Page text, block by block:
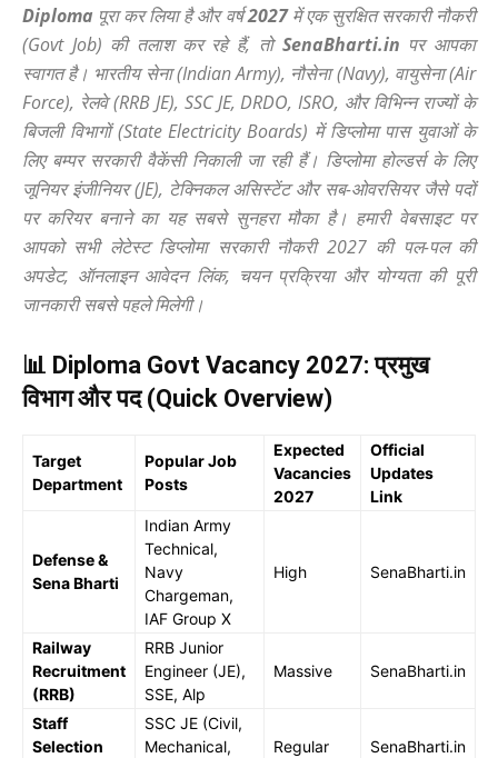
Diploma पूरा कर लिया है और वर्ष2027में एक सुरक्षित सरकारी नौकरी
(Govt Job) की तलाश कर रहे हैं, तो SenaBharti.in पर आपका
स्वागत है। भारतीय सेना (Indian Army), नौसेना (Navy), वायुसेना (Air
Force), रेलवे (RRB JE), SSC JE, DRDO, ISRO, और विभिन्न राज्यों के
बिजली विभागों (State Electricity Boards) में डिप्लोमा पास युवाओं के
लिए बम्पर सरकारी वैकेंसी निकाली जा रही हैं। डिप्लोमा होल्डर्स के लिए
जूनियर इंजीनियर (JE), टेक्निकल असिस्टेंट और सब-ओवरसियर जैसे पदों
पर करियर बनाने का यह सबसे सुनहरा मौका है। हमारी वेबसाइट पर
आपको सभी लेटेस्ट डिप्लोमा सरकारी नौकरी 2027 की पल-पल की
अपडेट, ऑनलाइन आवेदन लिंक, चयन प्रक्रिया और योग्यता की पूरी
जानकारी सबसे पहले मिलेगी।
📊 Diploma Govt Vacancy 2027: प्रमुख
विभाग और पद (Quick Overview)
Target
Department
Popular Job
Posts
Expected
Vacancies
2027
Official
Updates
Link
Defense &
Sena Bharti
Indian Army
Technical,
Navy
Chargeman,
IAF Group X
High SenaBharti.in
Railway
Recruitment
(RRB)
RRB Junior
Engineer (JE),
SSE, Alp
Massive SenaBharti.in
Staff
Selection
SSC JE (Civil,
Mechanical,
Regular SenaBharti.in